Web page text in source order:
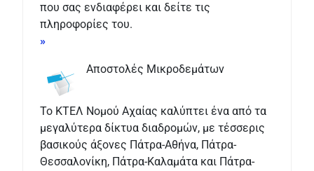
που σας ενδιαφέρει και δείτε τις
πληροφορίες του.
»
Αποστολές Μικροδεμάτων
Το ΚΤΕΛ Νομού Αχαίας καλύπτει ένα από τα
μεγαλύτερα δίκτυα διαδρομών, με τέσσερις
βασικούς άξονες Πάτρα-Αθήνα, Πάτρα-
Θεσσαλονίκη, Πάτρα-Καλαμάτα και Πάτρα-